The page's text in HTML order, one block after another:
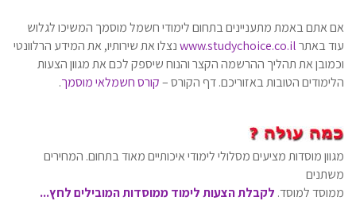
אם אתם באמת מתעניינים בתחום לימודי חשמל מוסמך המשיכו לגלוש
עוד באתרwww.studychoice.co.ilנצלו את שירותיו, את המידע הרלוונטי
וכמובן את תהליך ההרשמה הקצר והנוח שיספק לכם את מגוון הצעות
הלימודים הטובות באזוריכם. דף הקורס –קורס חשמלאי מוסמך.
מגוון מוסדות מציעים מסלולי לימודי איכותיים מאוד בתחום. המחירים
משתנים
ממוסד למוסד. לקבלת הצעות לימוד ממוסדות המובילים לחץ...